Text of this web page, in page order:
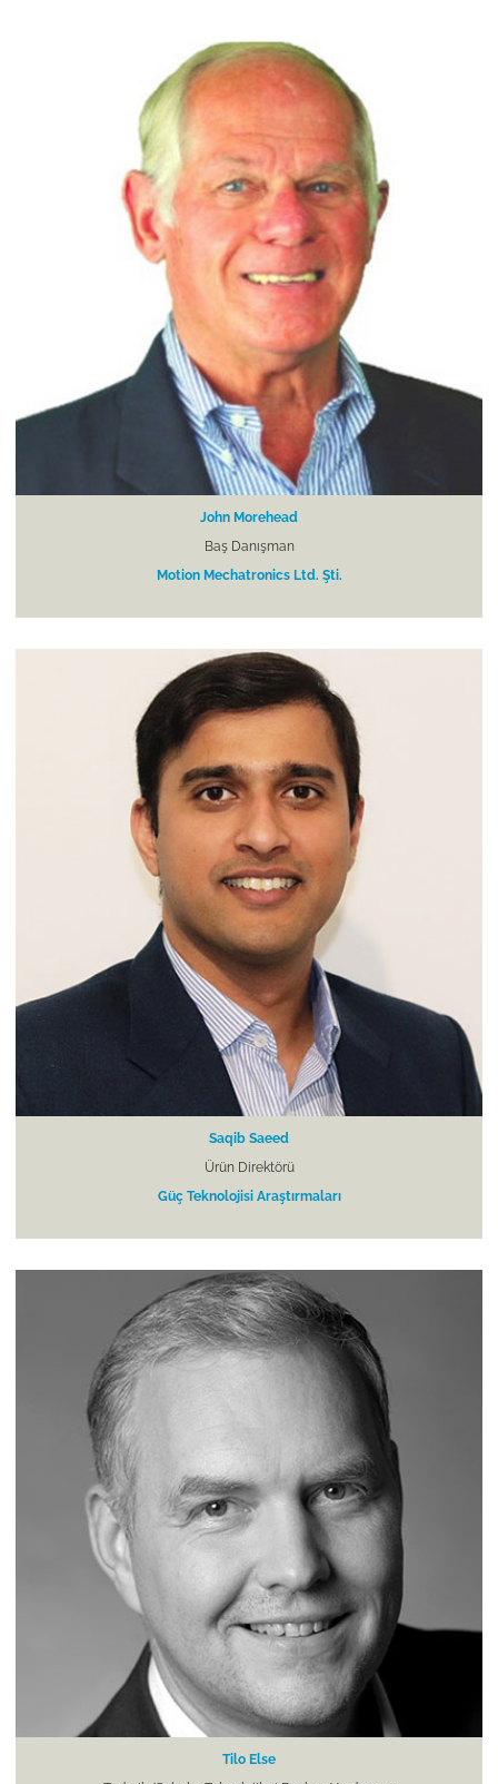
John Morehead
Baş Danışman
Motion Mechatronics Ltd. Şti.
Saqib Saeed
Ürün Direktörü
Güç Teknolojisi Araştırmaları
Tilo Else